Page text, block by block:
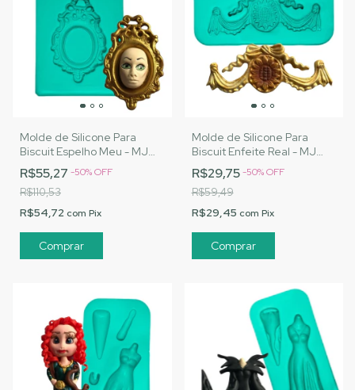
Molde de Silicone Para
Biscuit Espelho Meu - MJ
Artesanatos |Cód. A123
R$55,27 -50%OFF
R$110,53
R$54,72 com Pix
Molde de Silicone Para
Biscuit Enfeite Real - MJ
Artesanatos |Cód. A124
R$29,75-50%OFF
R$59,49
R$29,45 com Pix